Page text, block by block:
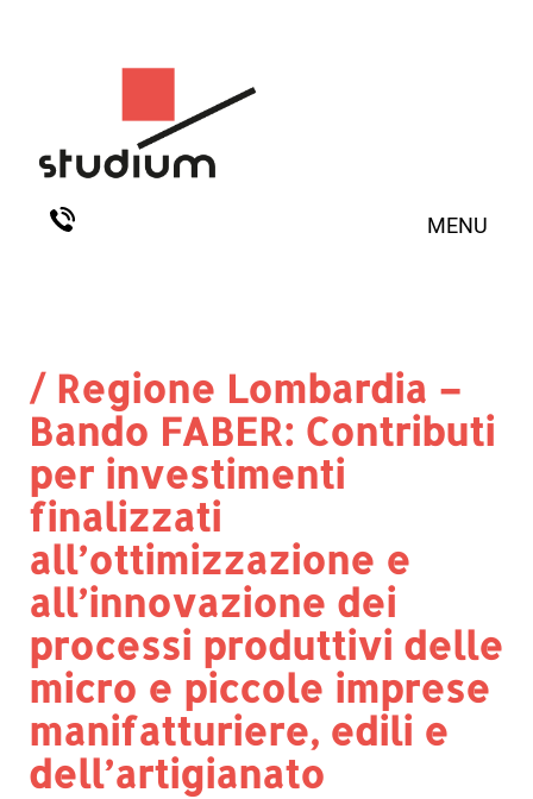
MENU
/ Regione Lombardia –
Bando FABER: Contributi
per investimenti
finalizzati
all’ottimizzazione e
all’innovazione dei
processi produttivi delle
micro e piccole imprese
manifatturiere, edili e
dell’artigianato